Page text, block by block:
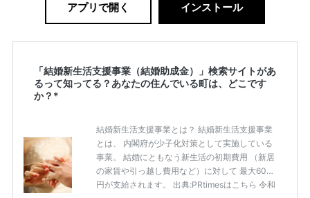
アプリで開く インストール
「結婚新生活支援事業（結婚助成金）」検索サイトがあ
るって知ってる？あなたの住んでいる町は、どこです
か？*
結婚新生活支援事業とは？ 結婚新生活支援事業
とは、 内閣府が少子化対策として実施している
事業。 結婚にともなう新生活の初期費用 （新居
の家賃や引っ越し費用など）に対して 最大60万
円が支給されます。 出典:PRtimesはこちら 令和